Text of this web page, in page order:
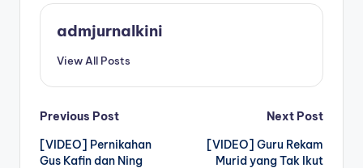
admjurnalkini
View All Posts
Post
navigation
Previous Post
[VIDEO] Pernikahan
Gus Kafin dan Ning
Next Post
[VIDEO] Guru Rekam
Murid yang Tak Ikut